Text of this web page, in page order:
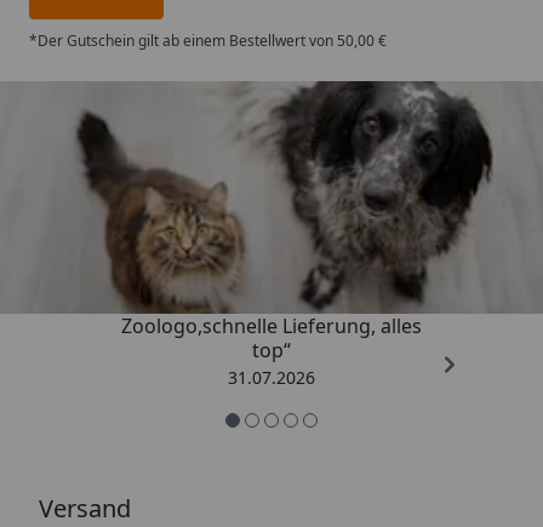
*Der Gutschein gilt ab einem Bestellwert von 50,00 €
Trusted Shops
4,74/ 5
„Gute Erfahrung mit
Zoologo,schnelle Lieferung, alles
top“
31.07.2026
Versand